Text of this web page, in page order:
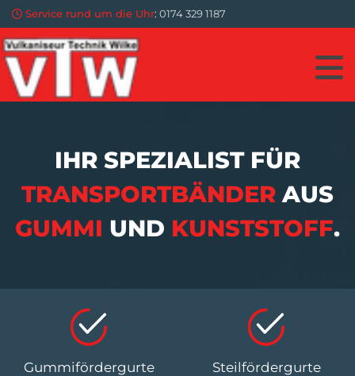
Zum Inhalt springen
 Service rund um die Uhr: 0174 329 1187
IHR SPEZIALIST FÜR
TRANSPORTBÄNDER AUS
GUMMI UND KUNSTSTOFF.
Gummifördergurte Steilfördergurte